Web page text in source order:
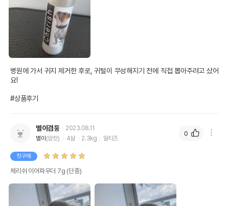
병원에 가서 귀지 제거한 후로, 귀털이 무성해지기 전에 직접 뽑아주려고 샀어
요!
#상품후기
별이겸둥
2023.08.11
별이 (암컷) 4살 2.3kg 말티즈
첫구매
체리쉬 이어파우더 7g (단종)
0